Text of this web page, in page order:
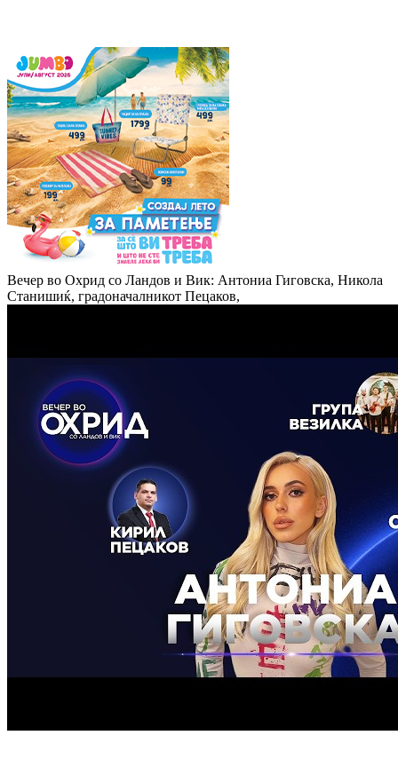
Вечер во Охрид со Ландов и Вик: Антониа Гиговска, Никола
Станишиќ, градоначалникот Пецаков,